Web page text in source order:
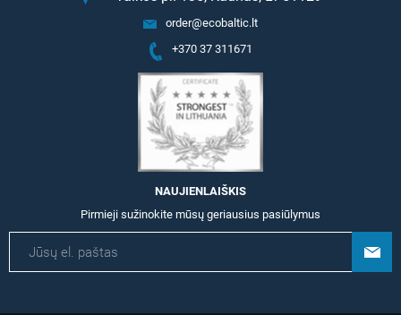
order@ecobaltic.lt
+370 37 311671
NAUJIENLAIŠKIS
Pirmieji sužinokite mūsų geriausius pasiūlymus